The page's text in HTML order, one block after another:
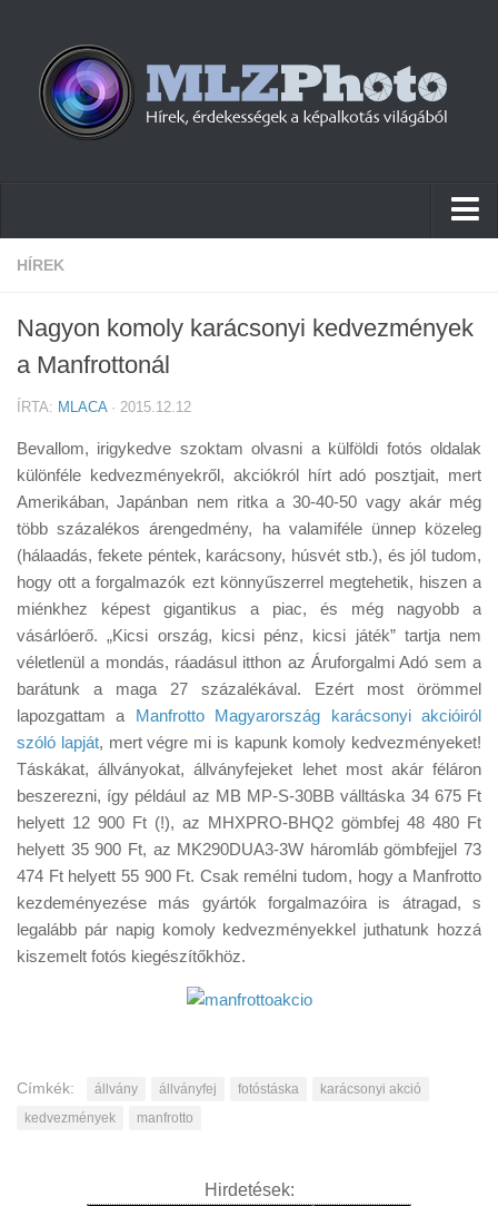
Hírek
Cikkek
Tudástár
Tanácsok
Érdekességek
Helyszíni Riport
E-BB
HÍREK
Nagyon komoly karácsonyi kedvezmények
a Manfrottonál
ÍRTA: MLACA· 2015.12.12
Bevallom, irigykedve szoktam olvasni a külföldi fotós oldalak
különféle kedvezményekről, akciókról hírt adó posztjait, mert
Amerikában, Japánban nem ritka a 30-40-50 vagy akár még
több százalékos árengedmény, ha valamiféle ünnep közeleg
(hálaadás, fekete péntek, karácsony, húsvét stb.), és jól tudom,
hogy ott a forgalmazók ezt könnyűszerrel megtehetik, hiszen a
miénkhez képest gigantikus a piac, és még nagyobb a
vásárlóerő. „Kicsi ország, kicsi pénz, kicsi játék” tartja nem
véletlenül a mondás, ráadásul itthon az Áruforgalmi Adó sem a
barátunk a maga 27 százalékával. Ezért most örömmel
lapozgattam a Manfrotto Magyarország karácsonyi akcióiról
szóló lapját, mert végre mi is kapunk komoly kedvezményeket!
Táskákat, állványokat, állványfejeket lehet most akár féláron
beszerezni, így például az MB MP-S-30BB válltáska 34 675 Ft
helyett 12 900 Ft (!), az MHXPRO-BHQ2 gömbfej 48 480 Ft
helyett 35 900 Ft, az MK290DUA3-3W háromláb gömbfejjel 73
474 Ft helyett 55 900 Ft. Csak remélni tudom, hogy a Manfrotto
kezdeményezése más gyártók forgalmazóira is átragad, s
legalább pár napig komoly kedvezményekkel juthatunk hozzá
kiszemelt fotós kiegészítőkhöz.
Címkék: állvány állványfej fotóstáska
karácsonyi akció
kedvezmények
manfrotto
Hirdetések: